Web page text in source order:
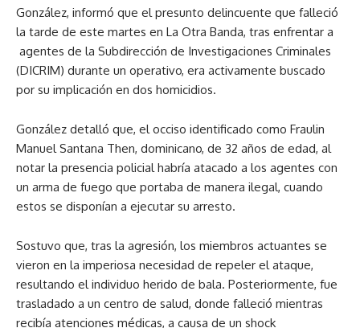
González, informó que el presunto delincuente que falleció
la tarde de este martes en La Otra Banda, tras enfrentar a
agentes de la Subdirección de Investigaciones Criminales
(DICRIM) durante un operativo, era activamente buscado
por su implicación en dos homicidios.
González detalló que, el occiso identificado como Fraulin
Manuel Santana Then, dominicano, de 32 años de edad, al
notar la presencia policial habría atacado a los agentes con
un arma de fuego que portaba de manera ilegal, cuando
estos se disponían a ejecutar su arresto.
Sostuvo que, tras la agresión, los miembros actuantes se
vieron en la imperiosa necesidad de repeler el ataque,
resultando el individuo herido de bala. Posteriormente, fue
trasladado a un centro de salud, donde falleció mientras
recibía atenciones médicas, a causa de un shock